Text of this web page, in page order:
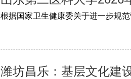
潍坊昌乐：基层文化建